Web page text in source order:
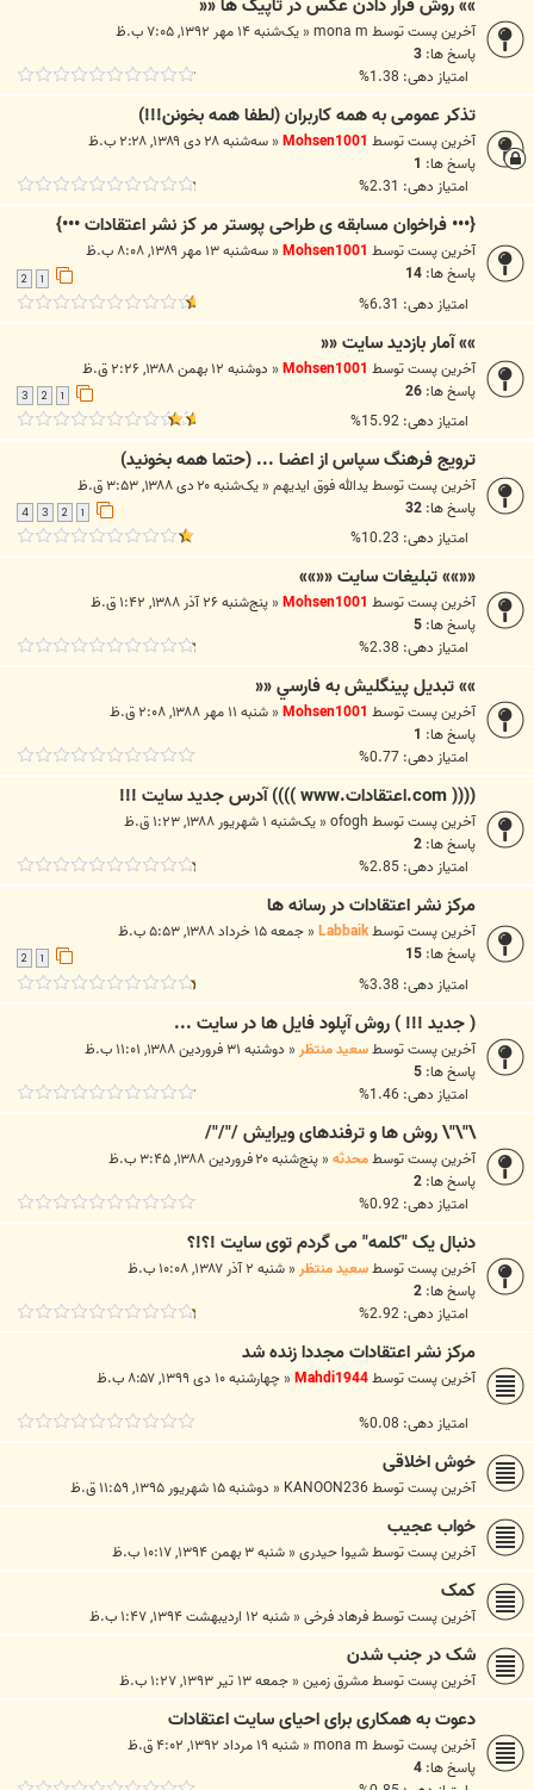
»» روش قرار دادن عکس در تاپيک ها‌ ««
آخرین پست توسطmona m
« یک‌شنبه ۱۴ مهر ۱۳۹۲, ۷:۰۵ ب.ظ
پاسخ ها: 3
امتیاز دهی: 1.38%
تذکر عمومی به همه کاربران (لطفا همه بخونن!!!)
آخرین پست توسطMohsen1001
« سه‌شنبه ۲۸ دی ۱۳۸۹, ۲:۲۸ ب.ظ
پاسخ ها: 1
امتیاز دهی: 2.31%
{••• فراخوان مسابقه ی طراحی پوستر مر کز نشر اعتقادات •••}
آخرین پست توسطMohsen1001
« سه‌شنبه ۱۳ مهر ۱۳۸۹, ۸:۰۸ ب.ظ
پاسخ ها: 14
امتیاز دهی: 6.31%
»» آمار بازدید سایت ««
آخرین پست توسطMohsen1001
« دوشنبه ۱۲ بهمن ۱۳۸۸, ۲:۲۶ ق.ظ
پاسخ ها: 26
3
امتیاز دهی: 15.92%
ترويج فرهنگ سپاس از اعضـا ... (حتما همه بخونيد)
آخرین پست توسطیدالله فوق ایدیهم« یک‌شنبه ۲۰ دی ۱۳۸۸, ۳:۵۳ ق.ظ
پاسخ ها: 32
3
4
امتیاز دهی: 10.23%
««»» تبليغات سايت ««»»
آخرین پست توسطMohsen1001
« پنج‌شنبه ۲۶ آذر ۱۳۸۸, ۱:۴۲ ق.ظ
پاسخ ها: 5
امتیاز دهی: 2.38%
»» تبديل پينگليش به فارسي ««
آخرین پست توسطMohsen1001
« شنبه ۱۱ مهر ۱۳۸۸, ۲:۰۸ ق.ظ
پاسخ ها: 1
امتیاز دهی: 0.77%
(((( com.اعتقادات.www )))) آدرس جدید سایت !!!
آخرین پست توسطofogh
« یک‌شنبه ۱ شهریور ۱۳۸۸, ۱:۲۳ ق.ظ
پاسخ ها: 2
امتیاز دهی: 2.85%
مرکز نشر اعتقادات در رسانه ها
آخرین پست توسطLabbaik
« جمعه ۱۵ خرداد ۱۳۸۸, ۵:۵۳ ب.ظ
پاسخ ها: 15
امتیاز دهی: 3.38%
( جدید !!! ) روش آپلود فایل ها در سایت ...
آخرین پست توسطسعید منتظر« دوشنبه ۳۱ فروردین ۱۳۸۸, ۱۱:۰۱ ب.ظ
پاسخ ها: 5
امتیاز دهی: 1.46%
\"\"\ روش ها و ترفندهای ویرایش /"/"/
آخرین پست توسطمحدثه« پنج‌شنبه ۲۰ فروردین ۱۳۸۸, ۳:۴۵ ب.ظ
پاسخ ها: 2
امتیاز دهی: 0.92%
دنبال یک "کلمه" می گردم توی سایت !؟!؟
آخرین پست توسطسعید منتظر« شنبه ۲ آذر ۱۳۸۷, ۱۰:۰۸ ب.ظ
پاسخ ها: 2
امتیاز دهی: 2.92%
مرکز نشر اعتقادات مجددا زنده شد
آخرین پست توسطMahdi1944
« چهارشنبه ۱۰ دی ۱۳۹۹, ۸:۵۷ ب.ظ
امتیاز دهی: 0.08%
خوش اخلاقی
آخرین پست توسطKANOON236
« دوشنبه ۱۵ شهریور ۱۳۹۵, ۱۱:۵۹ ق.ظ
خواب عجیب
آخرین پست توسطشیوا حیدری« شنبه ۳ بهمن ۱۳۹۴, ۱۰:۱۷ ب.ظ
کمک
آخرین پست توسطفرهاد فرخی« شنبه ۱۲ اردیبهشت ۱۳۹۴, ۱:۴۷ ب.ظ
شک در جنب شدن
آخرین پست توسطمشرق زمین« جمعه ۱۳ تیر ۱۳۹۳, ۱:۲۷ ب.ظ
دعوت به همکاری برای احیای سایت اعتقادات
آخرین پست توسطmona m
« شنبه ۱۹ مرداد ۱۳۹۲, ۴:۰۲ ق.ظ
پاسخ ها: 4